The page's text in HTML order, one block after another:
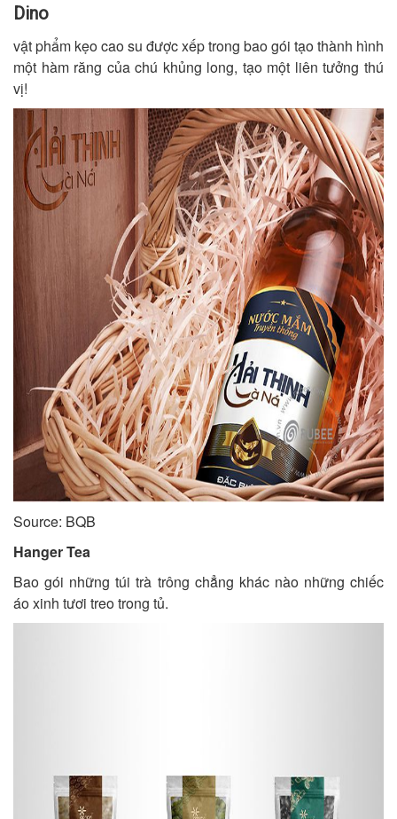
Dino
vật phẩm kẹo cao su được xếp trong bao gói tạo thành hình
một hàm răng của chú khủng long, tạo một liên tưởng thú
vị!
Source: BQB
Hanger Tea
Bao gói những túi trà trông chẳng khác nào những chiếc
áo xinh tươi treo trong tủ.